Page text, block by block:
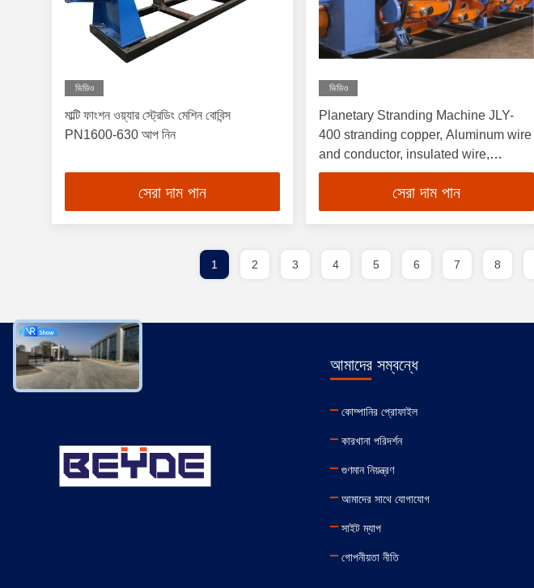
ভিডিও
মাল্টি ফাংশন ওয়্যার স্ট্রেডিং মেশিন বোবিন্স
PN1600-630 আপ নিন
সেরা দাম পান
ভিডিও
Planetary Stranding Machine JLY-
400 stranding copper, Aluminum wire
and conductor, insulated wire,
OPGW, backtwist
সেরা দাম পান
1 2 3 4 5 6 7 8
আমাদের সম্বন্ধে
কোম্পানির প্রোফাইল
কারখানা পরিদর্শন
গুণমান নিয়ন্ত্রণ
আমাদের সাথে যোগাযোগ
সাইট ম্যাপ
গোপনীয়তা নীতি